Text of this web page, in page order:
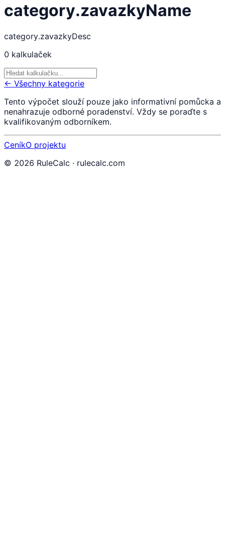
category.zavazkyName
category.zavazkyDesc
0 kalkulaček
← Všechny kategorie
Tento výpočet slouží pouze jako informativní pomůcka a
nenahrazuje odborné poradenství. Vždy se poraďte s
kvalifikovaným odborníkem.
CeníkO projektu
© 2026 RuleCalc · rulecalc.com